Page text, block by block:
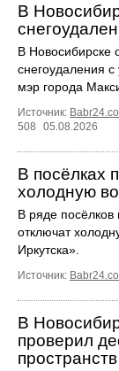
В
В Новосибирске
снегоудаления
мэр города
Источник:
508
05.08.2026
В посёлках
холодную
В ряде посёлков
отключат
Иркутска».
Источник:
В
проверил
пространств